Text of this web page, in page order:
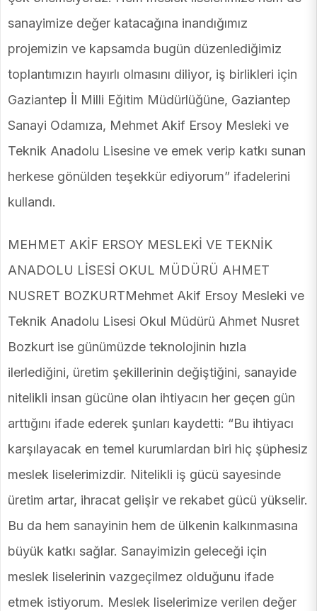
sanayimize değer katacağına inandığımız
projemizin ve kapsamda bugün düzenlediğimiz
toplantımızın hayırlı olmasını diliyor, iş birlikleri için
Gaziantep İl Milli Eğitim Müdürlüğüne, Gaziantep
Sanayi Odamıza, Mehmet Akif Ersoy Mesleki ve
Teknik Anadolu Lisesine ve emek verip katkı sunan
herkese gönülden teşekkür ediyorum” ifadelerini
kullandı.
MEHMET AKİF ERSOY MESLEKİ VE TEKNİK
ANADOLU LİSESİ OKUL MÜDÜRÜ AHMET
NUSRET BOZKURTMehmet Akif Ersoy Mesleki ve
Teknik Anadolu Lisesi Okul Müdürü Ahmet Nusret
Bozkurt ise günümüzde teknolojinin hızla
ilerlediğini, üretim şekillerinin değiştiğini, sanayide
nitelikli insan gücüne olan ihtiyacın her geçen gün
arttığını ifade ederek şunları kaydetti: “Bu ihtiyacı
karşılayacak en temel kurumlardan biri hiç şüphesiz
meslek liselerimizdir. Nitelikli iş gücü sayesinde
üretim artar, ihracat gelişir ve rekabet gücü yükselir.
Bu da hem sanayinin hem de ülkenin kalkınmasına
büyük katkı sağlar. Sanayimizin geleceği için
meslek liselerinin vazgeçilmez olduğunu ifade
etmek istiyorum. Meslek liselerimize verilen değer